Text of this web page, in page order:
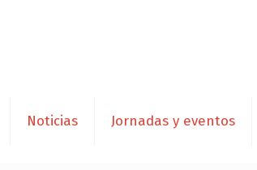
Noticias Jornadas y eventos